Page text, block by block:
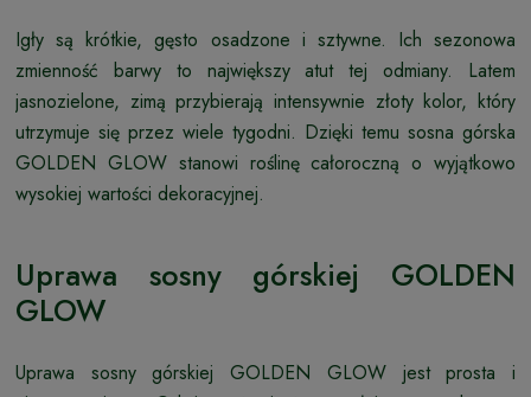
Igły są krótkie, gęsto osadzone i sztywne. Ich sezonowa
zmienność barwy to największy atut tej odmiany. Latem
jasnozielone, zimą przybierają intensywnie złoty kolor, który
utrzymuje się przez wiele tygodni. Dzięki temu sosna górska
GOLDEN GLOW stanowi roślinę całoroczną o wyjątkowo
wysokiej wartości dekoracyjnej.
Uprawa sosny górskiej GOLDEN
GLOW
Uprawa sosny górskiej GOLDEN GLOW jest prosta i